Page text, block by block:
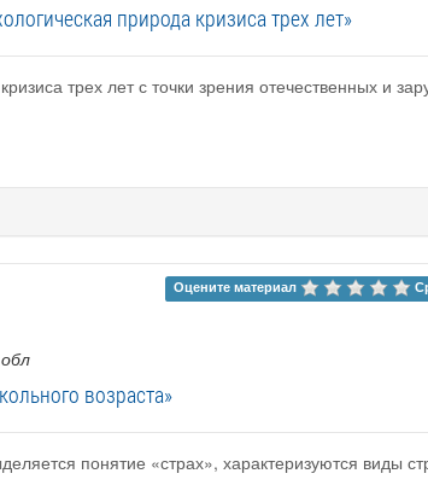
природа кризиса трех лет»
трех лет с точки зрения отечественных и
Оцените материал
возраста»
понятие «страх», характеризуются виды